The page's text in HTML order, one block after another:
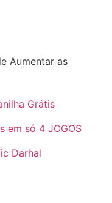
Aumentar as
Grátis
em só 4 JOGOS
Darhal